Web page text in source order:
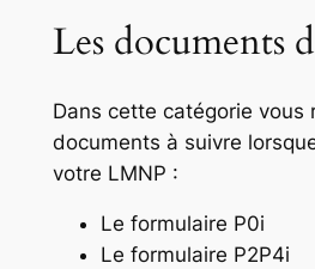
Les documents
Dans cette catégorie vous
documents à suivre
votre LMNP :
Le formulaire P0i
Le formulaire P2P4i